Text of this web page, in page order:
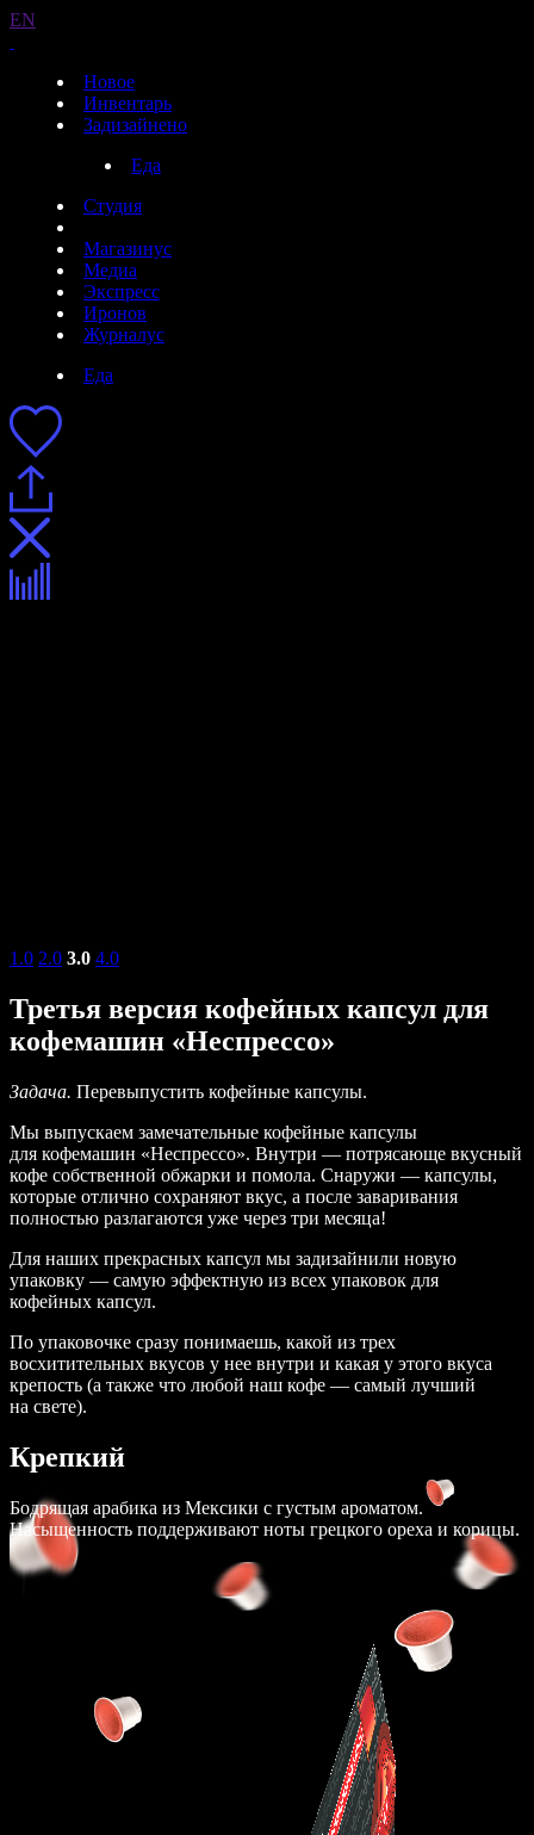
EN
Новое
Инвентарь
Задизайнено
Еда
Студия
Магазинус
Медиа
Экспресс
Иронов
Журналус
Еда
1.0 2.0 3.0 4.0
Третья версия кофейных капсул для
кофемашин «Неспрессо»
Задача. Перевыпустить кофейные капсулы.
Мы выпускаем замечательные кофейные капсулы
для кофемашин «Неспрессо». Внутри — потрясающе вкусный
кофе собственной обжарки и помола. Снаружи — капсулы,
которые отлично сохраняют вкус, а после заваривания
полностью разлагаются уже через три месяца!
Для наших прекрасных капсул мы задизайнили новую
упаковку — самую эффектную из всех упаковок для
кофейных капсул.
По упаковочке сразу понимаешь, какой из трех
восхитительных вкусов у нее внутри и какая у этого вкуса
крепость (а также что любой наш кофе — самый лучший
на свете).
Крепкий
Бодрящая арабика из Мексики с густым ароматом.
Насыщенность поддерживают ноты грецкого ореха и корицы.